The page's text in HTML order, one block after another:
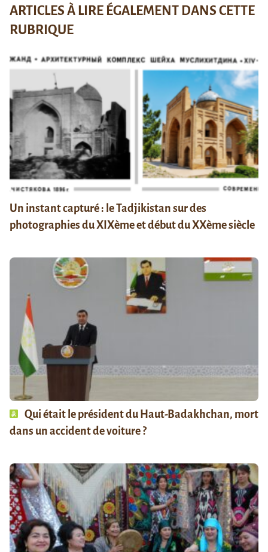
ARTICLES À LIRE ÉGALEMENT DANS CETTE
RUBRIQUE
Un instant capturé : le Tadjikistan sur des
photographies du XIXème et début du XXème siècle
Qui était le président du Haut-Badakhchan, mort
dans un accident de voiture ?